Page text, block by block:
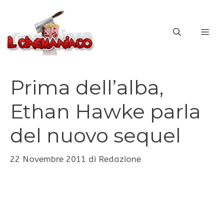
contenuto
Prima dell’alba,
Ethan Hawke parla
del nuovo sequel
22 Novembre 2011 di Redazione